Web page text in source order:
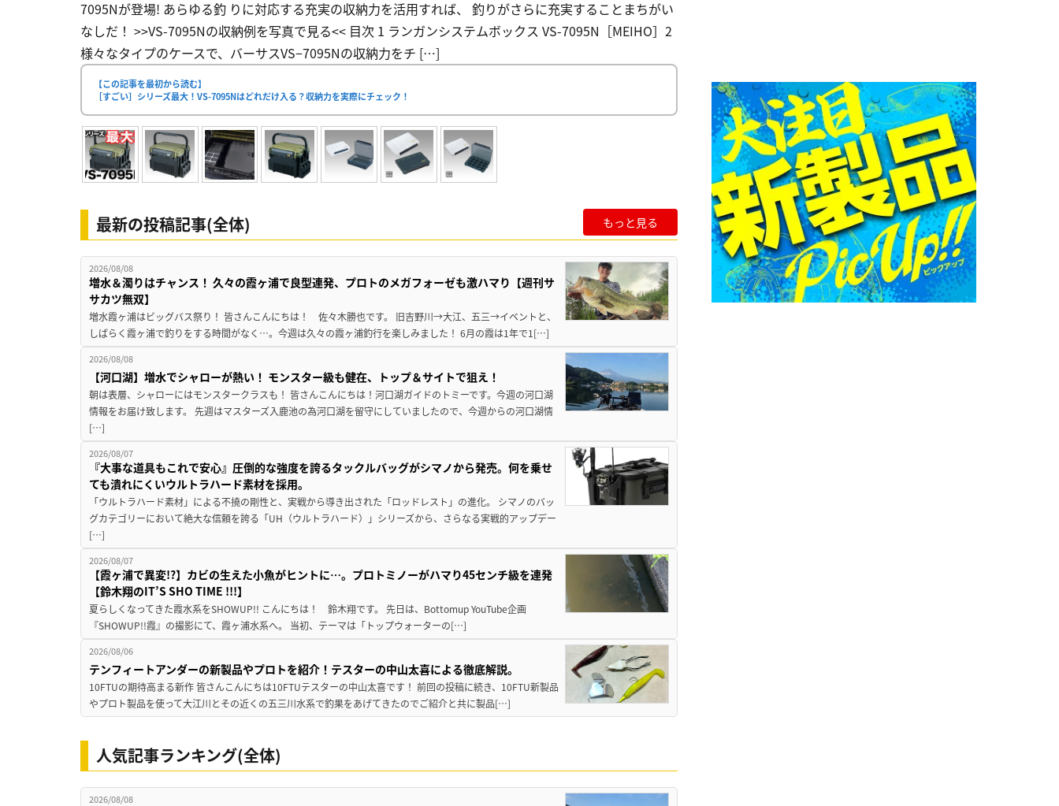
7095Nが登場! あらゆる釣 りに対応する充実の収納力を活用すれば、 釣りがさらに充実することまちがい
なしだ！ >>VS-7095Nの収納例を写真で見る<< 目次 1 ランガンシステムボックス VS-7095N［MEIHO］2
様々なタイプのケースで、バーサスVS−7095Nの収納力をチ […]
【この記事を最初から読む】
［すごい］シリーズ最大！VS-7095Nはどれだけ入る？収納力を実際にチェック！
最新の投稿記事(全体) もっと見る
2026/08/08
増水＆濁りはチャンス！ 久々の霞ヶ浦で良型連発、プロトのメガフォーゼも激ハマり【週刊サ
サカツ無双】
増水霞ヶ浦はビッグバス祭り！ 皆さんこんにちは！ 佐々木勝也です。 旧吉野川→大江、五三→イベントと、
しばらく霞ヶ浦で釣りをする時間がなく…。今週は久々の霞ヶ浦釣行を楽しみました！ 6月の霞は1年で1[…]
2026/08/08
【河口湖】増水でシャローが熱い！ モンスター級も健在、トップ＆サイトで狙え！
朝は表層、シャローにはモンスタークラスも！ 皆さんこんにちは！河口湖ガイドのトミーです。今週の河口湖
情報をお届け致します。 先週はマスターズ入鹿池の為河口湖を留守にしていましたので、今週からの河口湖情
[…]
2026/08/07
『大事な道具もこれで安心』圧倒的な強度を誇るタックルバッグがシマノから発売。何を乗せ
ても潰れにくいウルトラハード素材を採用。
「ウルトラハード素材」による不撓の剛性と、実戦から導き出された「ロッドレスト」の進化。 シマノのバッ
グカテゴリーにおいて絶大な信頼を誇る「UH（ウルトラハード）」シリーズから、さらなる実戦的アップデー
[…]
2026/08/07
【霞ヶ浦で異変!?】カビの生えた小魚がヒントに…。プロトミノーがハマり45センチ級を連発
【鈴木翔のIT’S SHO TIME !!!】
夏らしくなってきた霞水系をSHOWUP!! こんにちは！ 鈴木翔です。 先日は、Bottomup YouTube企画
『SHOWUP!!霞』の撮影にて、霞ヶ浦水系へ。 当初、テーマは「トップウォーターの[…]
2026/08/06
テンフィートアンダーの新製品やプロトを紹介！テスターの中山太喜による徹底解説。
10FTUの期待高まる新作 皆さんこんにちは10FTUテスターの中山太喜です！ 前回の投稿に続き、10FTU新製品
やプロト製品を使って大江川とその近くの五三川水系で釣果をあげてきたのでご紹介と共に製品[…]
人気記事ランキング(全体)
2026/08/08